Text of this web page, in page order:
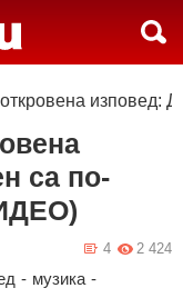
изповед:
са по-
2 424
4
- музика -